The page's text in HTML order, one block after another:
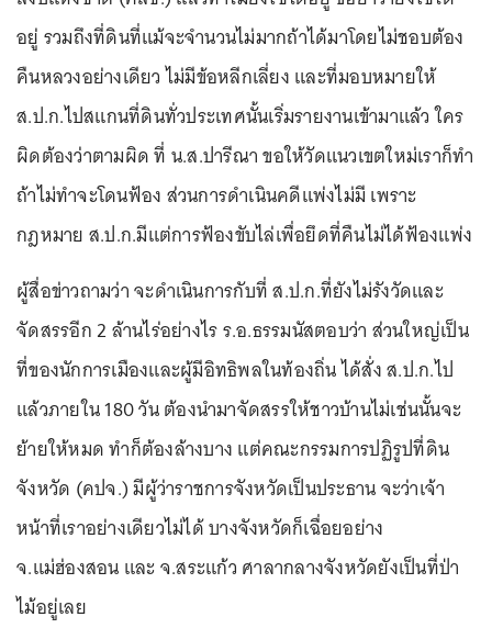
อยู่ รวมถึงที่ดินที่แม้จะจำนวนไม่มากถ้าได้มาโดยไม่ชอบต้อง
คืนหลวงอย่างเดียว ไม่มีข้อหลีกเลี่ยง และที่มอบหมายให้
ส.ป.ก.ไปสแกนที่ดินทั่วประเทศนั้นเริ่มรายงานเข้ามาแล้ว ใคร
ผิดต้องว่าตามผิด ที่ น.ส.ปารีณา ขอให้วัดแนวเขตใหม่เราก็ทำ
ถ้าไม่ทำจะโดนฟ้อง ส่วนการดำเนินคดีแพ่งไม่มี เพราะ
กฎหมาย ส.ป.ก.มีแต่การฟ้องขับไล่เพื่อยึดที่คืนไม่ได้ฟ้องแพ่ง
ผู้สื่อข่าวถามว่า จะดำเนินการกับที่ ส.ป.ก.ที่ยังไม่รังวัดและ
จัดสรรอีก 2 ล้านไร่อย่างไร ร.อ.ธรรมนัสตอบว่า ส่วนใหญ่เป็น
ที่ของนักการเมืองและผู้มีอิทธิพลในท้องถิ่น ได้สั่ง ส.ป.ก.ไป
แล้วภายใน 180 วัน ต้องนำมาจัดสรรให้ชาวบ้านไม่เช่นนั้นจะ
ย้ายให้หมด ทำก็ต้องล้างบาง แต่คณะกรรมการปฏิรูปที่ดิน
จังหวัด (คปจ.) มีผู้ว่าราชการจังหวัดเป็นประธาน จะว่าเจ้า
หน้าที่เราอย่างเดียวไม่ได้ บางจังหวัดก็เฉื่อยอย่าง
จ.แม่ฮ่องสอน และ จ.สระแก้ว ศาลากลางจังหวัดยังเป็นที่ป่า
ไม้อยู่เลย